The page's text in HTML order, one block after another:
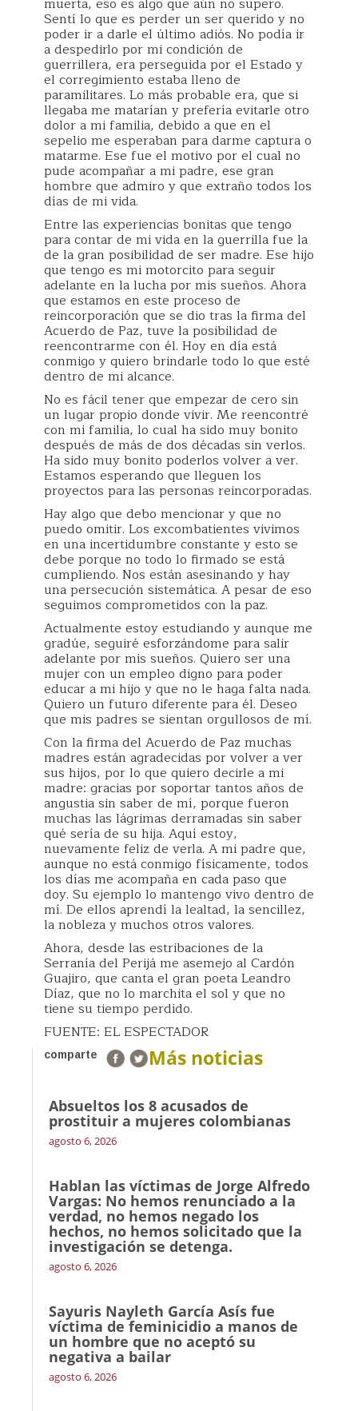
Sentí lo que es perder un ser querido y no
poder ir a darle el último adiós. No podía ir
a despedirlo por mi condición de
guerrillera, era perseguida por el Estado y
el corregimiento estaba lleno de
paramilitares. Lo más probable era, que si
llegaba me matarían y prefería evitarle otro
dolor a mi familia, debido a que en el
sepelio me esperaban para darme captura o
matarme. Ese fue el motivo por el cual no
pude acompañar a mi padre, ese gran
hombre que admiro y que extraño todos los
días de mi vida.
Entre las experiencias bonitas que tengo
para contar de mi vida en la guerrilla fue la
de la gran posibilidad de ser madre. Ese hijo
que tengo es mi motorcito para seguir
adelante en la lucha por mis sueños. Ahora
que estamos en este proceso de
reincorporación que se dio tras la firma del
Acuerdo de Paz, tuve la posibilidad de
reencontrarme con él. Hoy en día está
conmigo y quiero brindarle todo lo que esté
dentro de mi alcance.
No es fácil tener que empezar de cero sin
un lugar propio donde vivir. Me reencontré
con mi familia, lo cual ha sido muy bonito
después de más de dos décadas sin verlos.
Ha sido muy bonito poderlos volver a ver.
Estamos esperando que lleguen los
proyectos para las personas reincorporadas.
Hay algo que debo mencionar y que no
puedo omitir. Los excombatientes vivimos
en una incertidumbre constante y esto se
debe porque no todo lo firmado se está
cumpliendo. Nos están asesinando y hay
una persecución sistemática. A pesar de eso
seguimos comprometidos con la paz.
Actualmente estoy estudiando y aunque me
gradúe, seguiré esforzándome para salir
adelante por mis sueños. Quiero ser una
mujer con un empleo digno para poder
educar a mi hijo y que no le haga falta nada.
Quiero un futuro diferente para él. Deseo
que mis padres se sientan orgullosos de mí.
Con la firma del Acuerdo de Paz muchas
madres están agradecidas por volver a ver
sus hijos, por lo que quiero decirle a mi
madre: gracias por soportar tantos años de
angustia sin saber de mí, porque fueron
muchas las lágrimas derramadas sin saber
qué sería de su hija. Aquí estoy,
nuevamente feliz de verla. A mi padre que,
aunque no está conmigo físicamente, todos
los días me acompaña en cada paso que
doy. Su ejemplo lo mantengo vivo dentro de
mí. De ellos aprendí la lealtad, la sencillez,
la nobleza y muchos otros valores.
Ahora, desde las estribaciones de la
Serranía del Perijá me asemejo al Cardón
Guajiro, que canta el gran poeta Leandro
Díaz, que no lo marchita el sol y que no
tiene su tiempo perdido.
FUENTE: EL ESPECTADOR
comparte Más noticias
Absueltos los 8 acusados de
prostituir a mujeres colombianas
agosto 6, 2026
Hablan las víctimas de Jorge Alfredo
Vargas: No hemos renunciado a la
verdad, no hemos negado los
hechos, no hemos solicitado que la
investigación se detenga.
agosto 6, 2026
Sayuris Nayleth García Asís fue
víctima de feminicidio a manos de
un hombre que no aceptó su
negativa a bailar
agosto 6, 2026